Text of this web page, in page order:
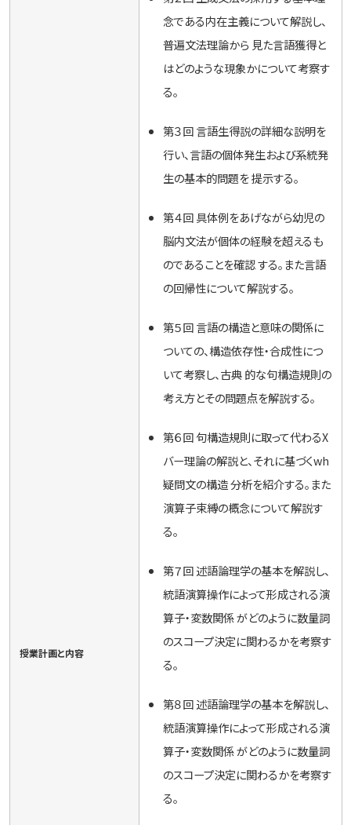
授業計画と内容
念である内在主義について解説し、
普遍文法理論から 見た言語獲得と
はどのような現象かについて考察す
る。
第３回 言語生得説の詳細な説明を
行い、言語の個体発生および系統発
生の基本的問題を 提示する。
第４回 具体例をあげながら幼児の
脳内文法が個体の経験を超えるも
のであることを確認 する。また言語
の回帰性について解説する。
第５回 言語の構造と意味の関係に
ついての、構造依存性・合成性につ
いて考察し、古典 的な句構造規則の
考え方とその問題点を解説する。
第６回 句構造規則に取って代わるX
バー理論の解説と、それに基づくwh
疑問文の構造 分析を紹介する。また
演算子束縛の概念について解説す
る。
第７回 述語論理学の基本を解説し、
統語演算操作によって形成される演
算子・変数関係 がどのように数量詞
のスコープ決定に関わるかを考察す
る。
第８回 述語論理学の基本を解説し、
統語演算操作によって形成される演
算子・変数関係 がどのように数量詞
のスコープ決定に関わるかを考察す
る。